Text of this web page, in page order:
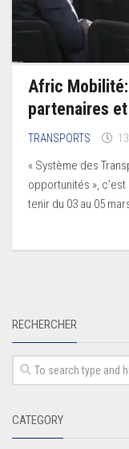
Afric
partenaires
TRANSPORTS
« Système des
opportunités »,
tenir du 03 au 05
RECHERCHER
CATEGORY